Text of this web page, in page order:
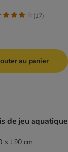
(17)
au panier
de jeu aquatique
× l 90 cm